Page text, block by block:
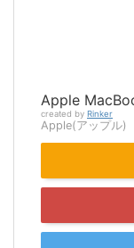
Apple
created by Rinker
Apple(アップル)